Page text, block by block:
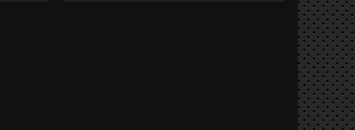
e
XPOSSIBLE ingresso camera e aux
CON